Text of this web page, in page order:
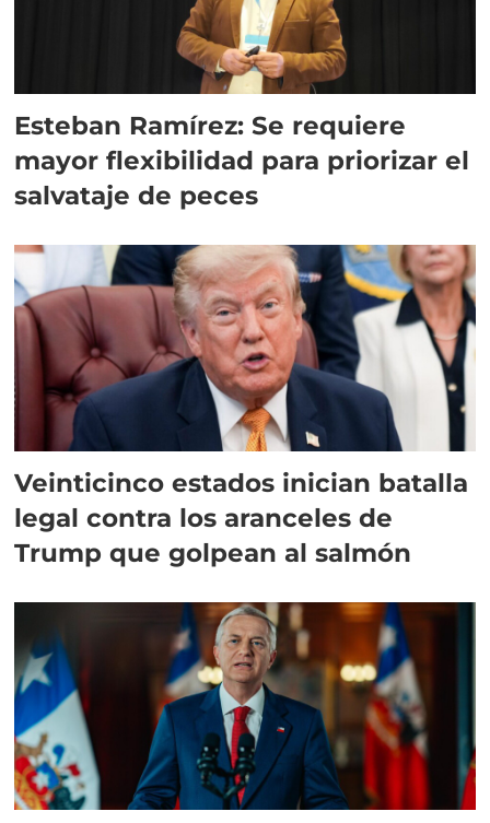
Esteban Ramírez: Se requiere
mayor flexibilidad para priorizar el
salvataje de peces
Veinticinco estados inician batalla
legal contra los aranceles de
Trump que golpean al salmón